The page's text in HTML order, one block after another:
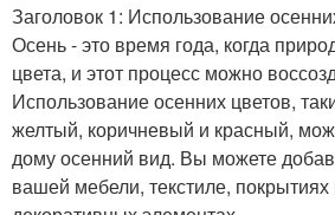
Заголовок 1: Использование
Осень - это время года, когда
цвета, и этот процесс можно
Использование осенних цветов,
желтый, коричневый и красный,
дому осенний вид. Вы можете
вашей мебели, текстиле, покрытиях